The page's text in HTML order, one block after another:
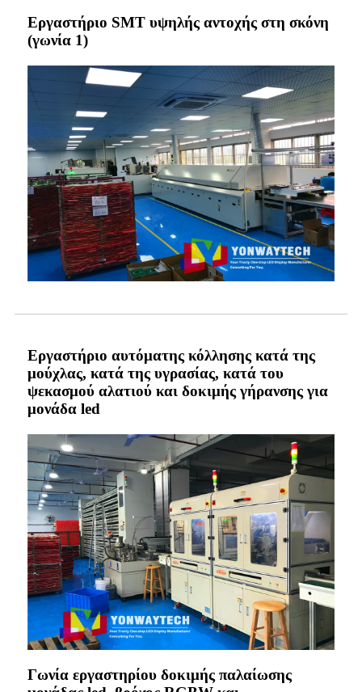
Εργαστήριο SMT υψηλής αντοχής στη σκόνη
(γωνία 1)
Εργαστήριο αυτόματης κόλλησης κατά της
μούχλας, κατά της υγρασίας, κατά του
ψεκασμού αλατιού και δοκιμής γήρανσης για
μονάδα led
Γωνία εργαστηρίου δοκιμής παλαίωσης